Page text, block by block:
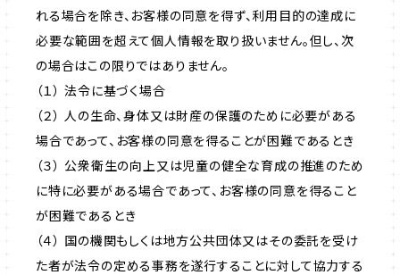
れる場合を除き、お客様の同意を得ず、利用目的の達成に
必要な範囲を超えて個人情報を取り扱いません。但し、次
の場合はこの限りではありません。
（１） 法令に基づく場合
（２） 人の生命、身体又は財産の保護のために必要がある
場合であって、お客様の同意を得ることが困難であるとき
（３） 公衆衛生の向上又は児童の健全な育成の推進のため
に特に必要がある場合であって、お客様の同意を得ること
が困難であるとき
（４） 国の機関もしくは地方公共団体又はその委託を受け
た者が法令の定める事務を遂行することに対して協力する